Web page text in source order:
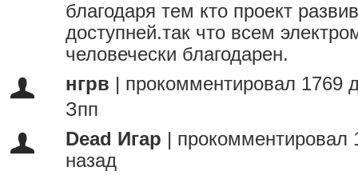
благодаря тем кто проект
доступней.так что всем
человечески благодарен.
нгрв
прокомментировал 1769
Зпп
Dead Игар
прокомментировал
назад